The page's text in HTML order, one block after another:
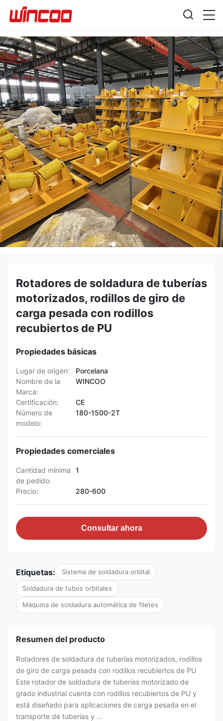
Rotadores de soldadura de tuberías
motorizados, rodillos de giro de
carga pesada con rodillos
recubiertos de PU
Propiedades básicas
Lugar de origen:
Porcelana
Nombre de la
Marca:
WINCOO
Certificación:
CE
Número de
modelo:
180-1500-2T
Propiedades comerciales
Cantidad mínima
de pedido:
1
Precio: 280-600
Consultar ahora
Etiquetas: Sistema de soldadura orbital
Soldadura de tubos orbitales
Máquina de soldadura automática de filetes
Resumen del producto
Rotadores de soldadura de tuberías motorizados, rodillos
de giro de carga pesada con rodillos recubiertos de PU
Este rotador de soldadura de tuberías motorizado de
grado industrial cuenta con rodillos recubiertos de PU y
está diseñado para aplicaciones de carga pesada en el
transporte de tuberías y ...